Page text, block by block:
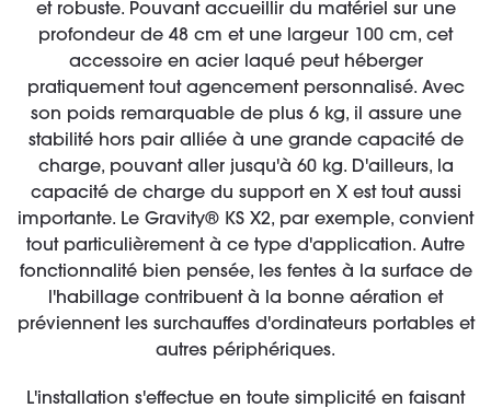
et robuste. Pouvant accueillir du matériel sur une
profondeur de 48 cm et une largeur 100 cm, cet
accessoire en acier laqué peut héberger
pratiquement tout agencement personnalisé. Avec
son poids remarquable de plus 6 kg, il assure une
stabilité hors pair alliée à une grande capacité de
charge, pouvant aller jusqu'à 60 kg. D'ailleurs, la
capacité de charge du support en X est tout aussi
importante. Le Gravity® KS X2, par exemple, convient
tout particulièrement à ce type d'application. Autre
fonctionnalité bien pensée, les fentes à la surface de
l'habillage contribuent à la bonne aération et
préviennent les surchauffes d'ordinateurs portables et
autres périphériques.
L'installation s'effectue en toute simplicité en faisant